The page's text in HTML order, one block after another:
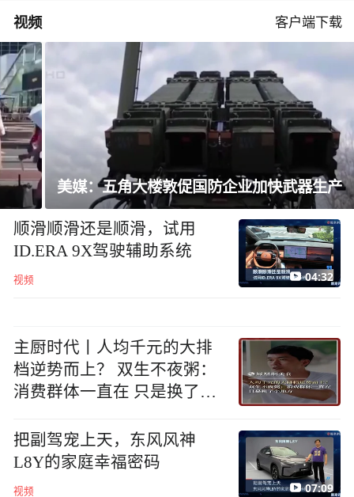
视频 客户端下载
美媒：五角大楼敦促国防企业加快武器生产
顺滑顺滑还是顺滑，试用
ID.ERA 9X驾驶辅助系统
视频 04:32
主厨时代丨人均千元的大排
档逆势而上？ 双生不夜粥：
消费群体一直在 只是换了个
把副驾宠上天，东风风神
L8Y的家庭幸福密码
视频 07:09